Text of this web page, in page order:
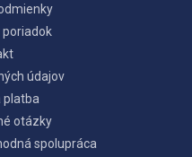
poriadok
údajov
platba
otázky
spolupráca